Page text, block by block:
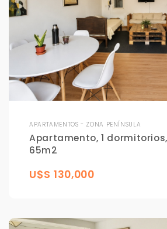
APARTAMENTOS - ZONA PENÍNSULA
Apartamento, 1
65m2
U$S 130,000